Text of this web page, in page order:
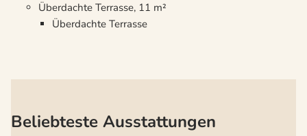
Überdachte Terrasse, 11 m²
Überdachte Terrasse
Beliebteste Ausstattungen